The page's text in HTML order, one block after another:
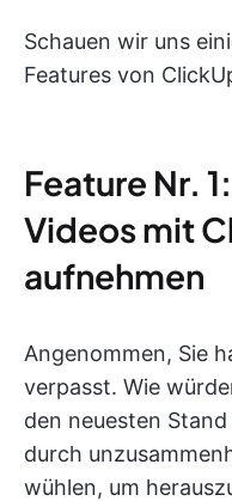
Schauen wir uns
Features von
Feature Nr.
Videos mit
aufnehmen
Angenommen, Sie
verpasst. Wie
den neuesten
durch
wühlen, um